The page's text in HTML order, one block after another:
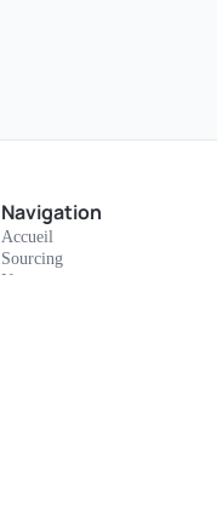
Navigation
Accueil
Sourcing
Nos marques